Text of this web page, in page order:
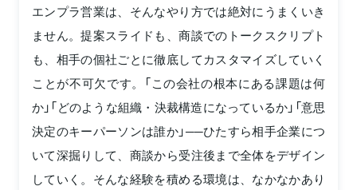
エンプラ営業は、そんなやり方では絶対にうまくいき
ません。提案スライドも、商談でのトークスクリプト
も、相手の個社ごとに徹底してカスタマイズしていく
ことが不可欠です。「この会社の根本にある課題は何
か」「どのような組織・決裁構造になっているか」「意思
決定のキーパーソンは誰か」──ひたすら相手企業につ
いて深掘りして、商談から受注後まで全体をデザイン
していく。そんな経験を積める環境は、なかなかあり